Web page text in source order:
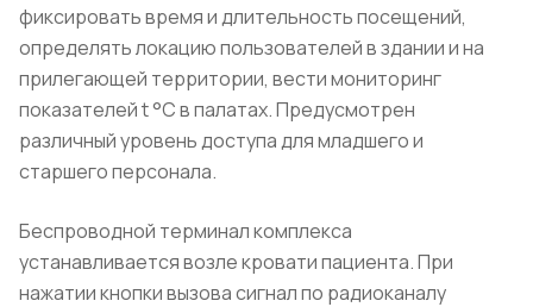
фиксировать время и длительность посещений,
определять локацию пользователей в здании и на
прилегающей территории, вести мониторинг
показателей t °C в палатах. Предусмотрен
различный уровень доступа для младшего и
старшего персонала.
Беспроводной терминал комплекса
устанавливается возле кровати пациента. При
нажатии кнопки вызова сигнал по радиоканалу